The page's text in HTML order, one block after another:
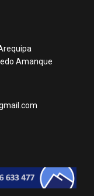
Amanque